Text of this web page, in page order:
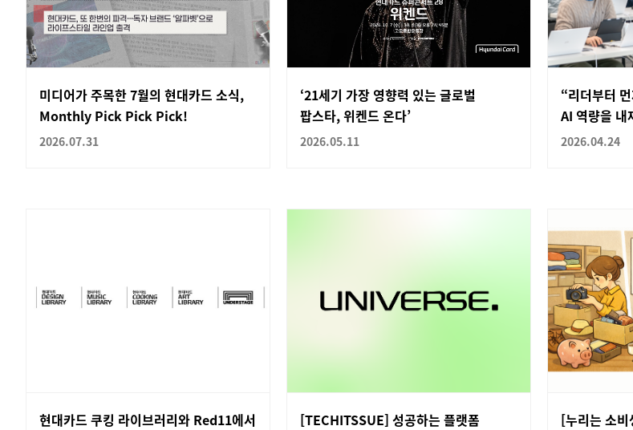
미디어가 주목한 7월의 현대카드 소식,
Monthly Pick Pick Pick!
2026.07.31
‘21세기 가장 영향력 있는 글로벌
팝스타, 위켄드 온다’
2026.05.11
“리더부터
AI 역량을 내
2026.04.24
현대카드 쿠킹 라이브러리와 Red11에서
[TECHITSSUE] 성공하는 플랫폼
[누리는 소